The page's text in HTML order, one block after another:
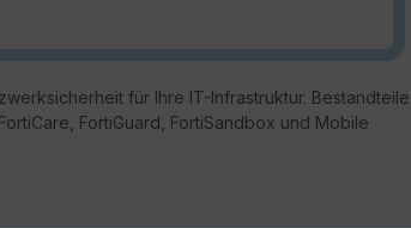
für Ihre IT-Infrastruktur. Bestandteile
FortiGuard, FortiSandbox und Mobile